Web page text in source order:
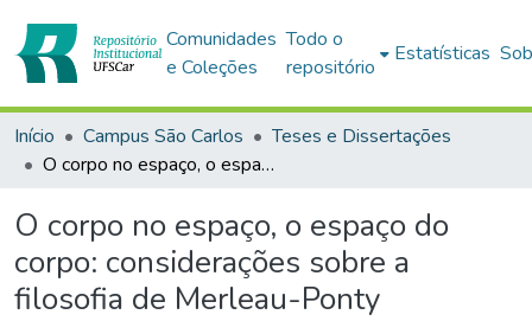
Comunidades
e Coleções
Todo o
repositório
Estatísticas
Início Campus São Carlos
Teses e Dissertações
O corpo no espaço, o espaço do corpo: considerações sobre a filosofia de Merleau-Ponty
O corpo no espaço, o espaço do
corpo: considerações sobre a
filosofia de Merleau-Ponty